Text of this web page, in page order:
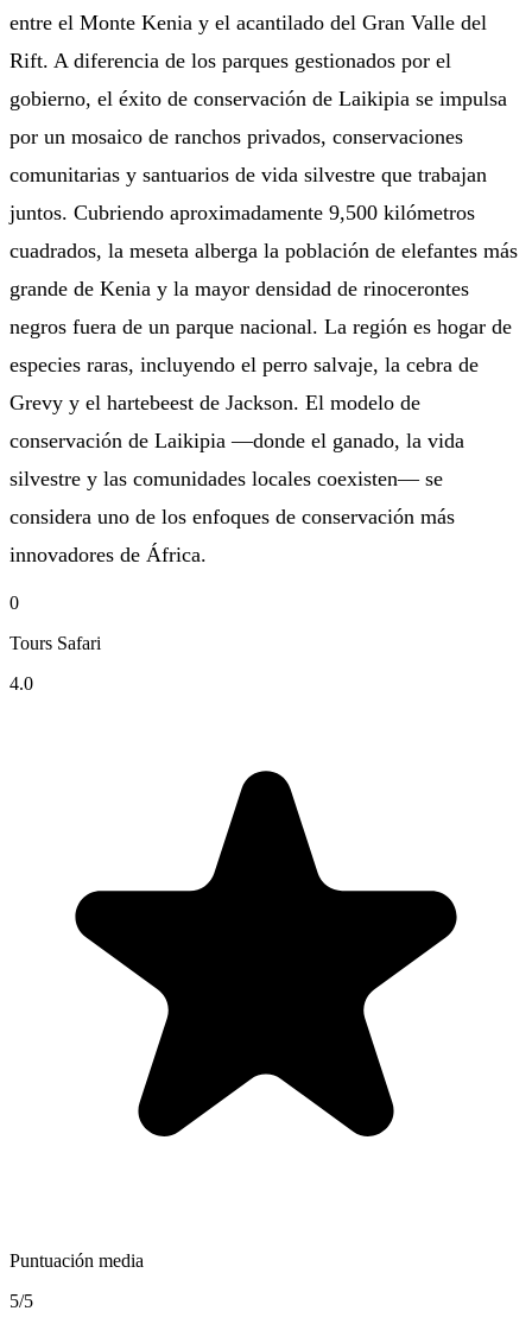
entre el Monte Kenia y el acantilado del Gran Valle del
Rift. A diferencia de los parques gestionados por el
gobierno, el éxito de conservación de Laikipia se impulsa
por un mosaico de ranchos privados, conservaciones
comunitarias y santuarios de vida silvestre que trabajan
juntos. Cubriendo aproximadamente 9,500 kilómetros
cuadrados, la meseta alberga la población de elefantes más
grande de Kenia y la mayor densidad de rinocerontes
negros fuera de un parque nacional. La región es hogar de
especies raras, incluyendo el perro salvaje, la cebra de
Grevy y el hartebeest de Jackson. El modelo de
conservación de Laikipia —donde el ganado, la vida
silvestre y las comunidades locales coexisten— se
considera uno de los enfoques de conservación más
innovadores de África.
0
Tours Safari
4.0
Puntuación media
5/5